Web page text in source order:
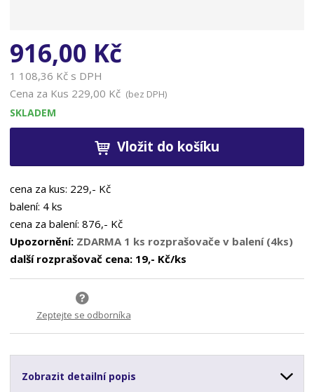
916,00 Kč
1 108,36 Kč s DPH
Cena za Kus 229,00 Kč (bez DPH)
SKLADEM
Vložit do košíku
cena za kus: 229,- Kč
balení: 4 ks
cena za balení: 876,- Kč
Upozornění: ZDARMA 1 ks rozprašovače v balení (4ks)
další rozprašovač cena: 19,- Kč/ks
Zeptejte se odborníka
Zobrazit detailní popis